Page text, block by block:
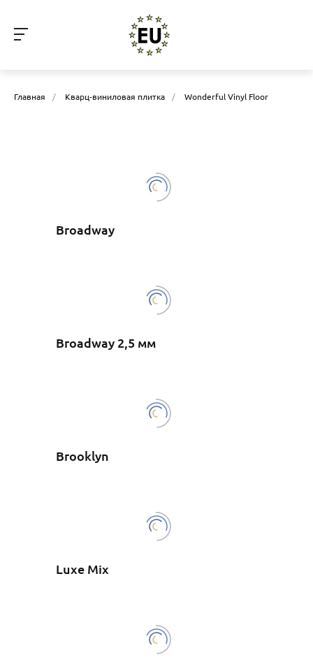
Главная / Кварц-виниловая плитка / Wonderful Vinyl Floor
Broadway
Broadway 2,5 мм
Brooklyn
Luxe Mix